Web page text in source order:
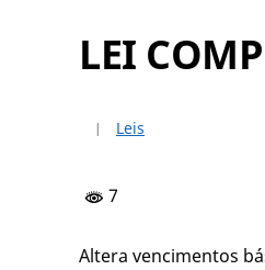
LEI
Leis
7
Altera vencimentos